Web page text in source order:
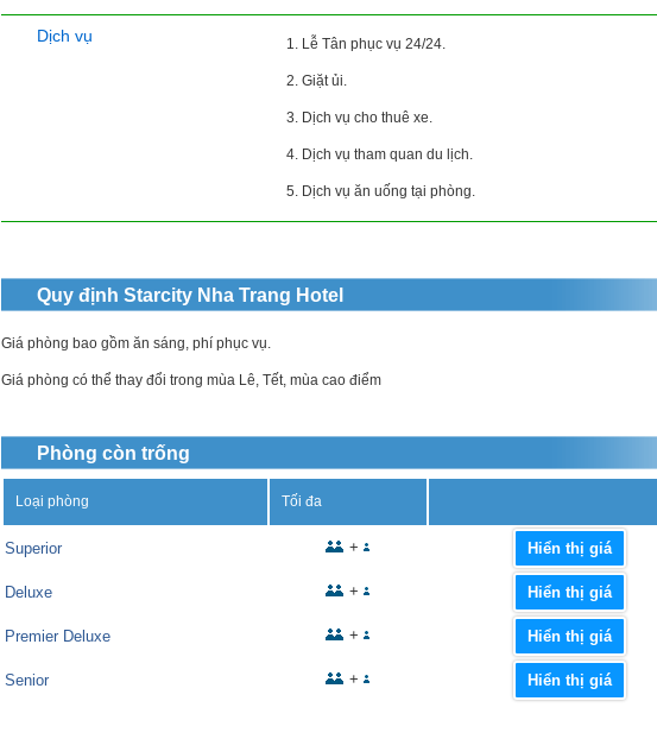
Dịch vụ 1. Lễ Tân phục vụ 24/24.
2. Giặt ủi.
3. Dịch vụ cho thuê xe.
4. Dịch vụ tham quan du lịch.
5. Dịch vụ ăn uống tại phòng.
Quy định Starcity Nha Trang Hotel
Giá phòng bao gồm ăn sáng, phí phục vụ.
Giá phòng có thể thay đổi trong mùa Lê, Tết, mùa cao điểm
Phòng còn trống
Loại phòng Tối đa
Superior + Hiển thị giá
Deluxe + Hiển thị giá
Premier Deluxe + Hiển thị giá
Senior + Hiển thị giá